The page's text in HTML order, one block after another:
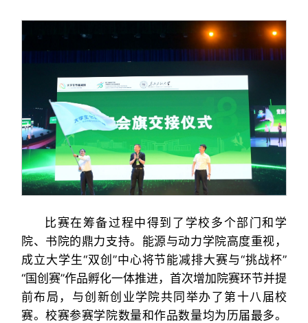
比赛在筹备过程中得到了学校多个部门和学
院、书院的鼎力支持。能源与动力学院高度重视，
成立大学生“双创”中心将节能减排大赛与“挑战杯”
“国创赛”作品孵化一体推进，首次增加院赛环节并提
前布局，与创新创业学院共同举办了第十八届校
赛。校赛参赛学院数量和作品数量均为历届最多。